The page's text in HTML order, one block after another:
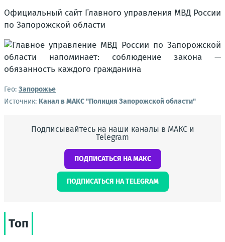
Официальный сайт Главного управления МВД России
по Запорожской области
Гео: Запорожье
Источник: Канал в МАКС "Полиция Запорожской области"
Подписывайтесь на наши каналы в МАКС и
Telegram
ПОДПИСАТЬСЯ НА МАКС
ПОДПИСАТЬСЯ НА TELEGRAM
Топ